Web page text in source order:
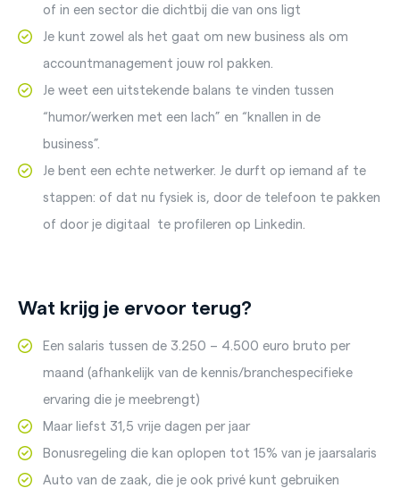
of in een sector die dichtbij die van ons ligt
Je kunt zowel als het gaat om new business als om
accountmanagement jouw rol pakken.
Je weet een uitstekende balans te vinden tussen
“humor/werken met een lach” en “knallen in de
business”.
Je bent een echte netwerker. Je durft op iemand af te
stappen: of dat nu fysiek is, door de telefoon te pakken
of door je digitaal te profileren op Linkedin.
Wat krijg je ervoor terug?
Een salaris tussen de 3.250 – 4.500 euro bruto per
maand (afhankelijk van de kennis/branchespecifieke
ervaring die je meebrengt)
Maar liefst 31,5 vrije dagen per jaar
Bonusregeling die kan oplopen tot 15% van je jaarsalaris
Auto van de zaak, die je ook privé kunt gebruiken